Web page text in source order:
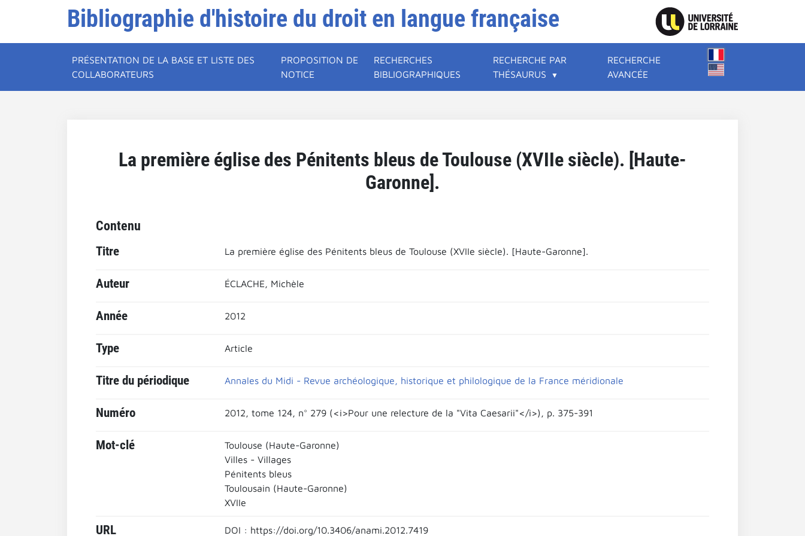
Bibliographie d'histoire du droit en langue française
PRÉSENTATION DE LA BASE ET LISTE DES
COLLABORATEURS
PROPOSITION DE
NOTICE
RECHERCHES
BIBLIOGRAPHIQUES
RECHERCHE PAR
THÉSAURUS
RECHERCHE
AVANCÉE
La première église des Pénitents bleus de Toulouse (XVIIe siècle). [Haute-
Garonne].
Contenu
Titre La première église des Pénitents bleus de Toulouse (XVIIe siècle). [Haute-Garonne].
Auteur ÉCLACHE, Michèle
Année 2012
Type Article
Titre du périodique Annales du Midi - Revue archéologique, historique et philologique de la France méridionale
Numéro 2012, tome 124, n° 279 (<i>Pour une relecture de la "Vita Caesarii"</i>), p. 375-391
Mot-clé
Toulouse (Haute-Garonne)
Villes - Villages
Pénitents bleus
Toulousain (Haute-Garonne)
XVIIe
URL DOI : https://doi.org/10.3406/anami.2012.7419